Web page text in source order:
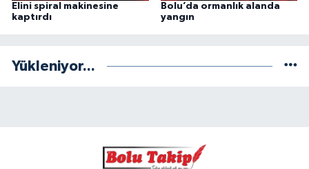
Elini spiral makinesine
kaptırdı
Bolu’da ormanlık alanda
yangın
Yükleniyor...